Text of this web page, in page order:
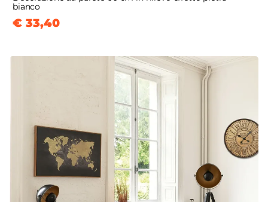
bianco
€ 33,40